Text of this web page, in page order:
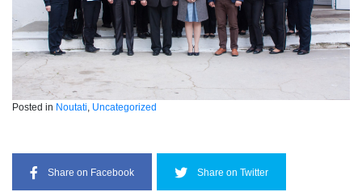
Posted in Noutati Uncategorized
Share on Facebook Share on Twitter